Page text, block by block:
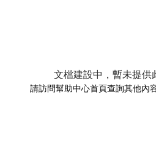
文檔建設中，暫未提供
請訪問幫助中心首頁查詢其他內